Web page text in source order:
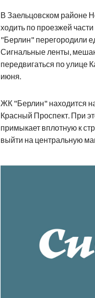
В Заельцовском районе
ходить по проезжей
"Берлин" перегородили
Сигнальные ленты,
передвигаться по улице
июня.
ЖК "Берлин" находится
Красный Проспект. При
примыкает вплотную к
выйти на центральную